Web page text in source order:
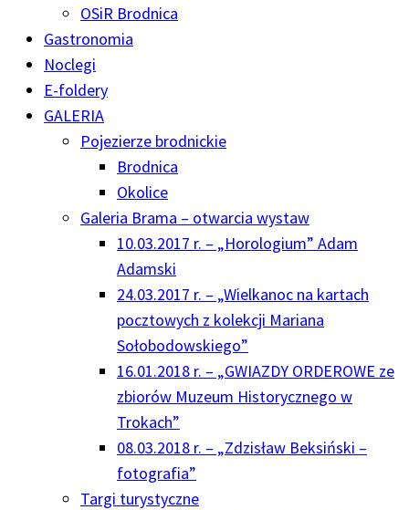
OSiR Brodnica
Gastronomia
Noclegi
E-foldery
GALERIA
Pojezierze brodnickie
Brodnica
Okolice
Galeria Brama – otwarcia wystaw
10.03.2017 r. – „Horologium” Adam
Adamski
24.03.2017 r. – „Wielkanoc na kartach
pocztowych z kolekcji Mariana
Sołobodowskiego”
16.01.2018 r. – „GWIAZDY ORDEROWE ze
zbiorów Muzeum Historycznego w
Trokach”
08.03.2018 r. – „Zdzisław Beksiński –
fotografia”
Targi turystyczne